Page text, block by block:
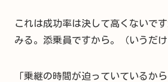
これは成功率は決して高くないで
みる。添乗員ですから。（いうだけ
「乗継の時間が迫っていているか